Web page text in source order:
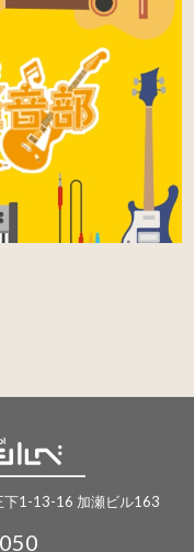
1-13-16 加瀬ビル163